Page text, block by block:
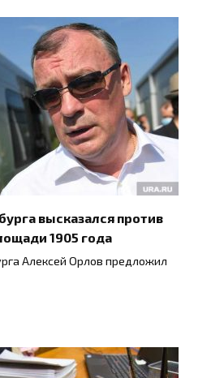
высказался против
1905 года
Алексей Орлов предложил